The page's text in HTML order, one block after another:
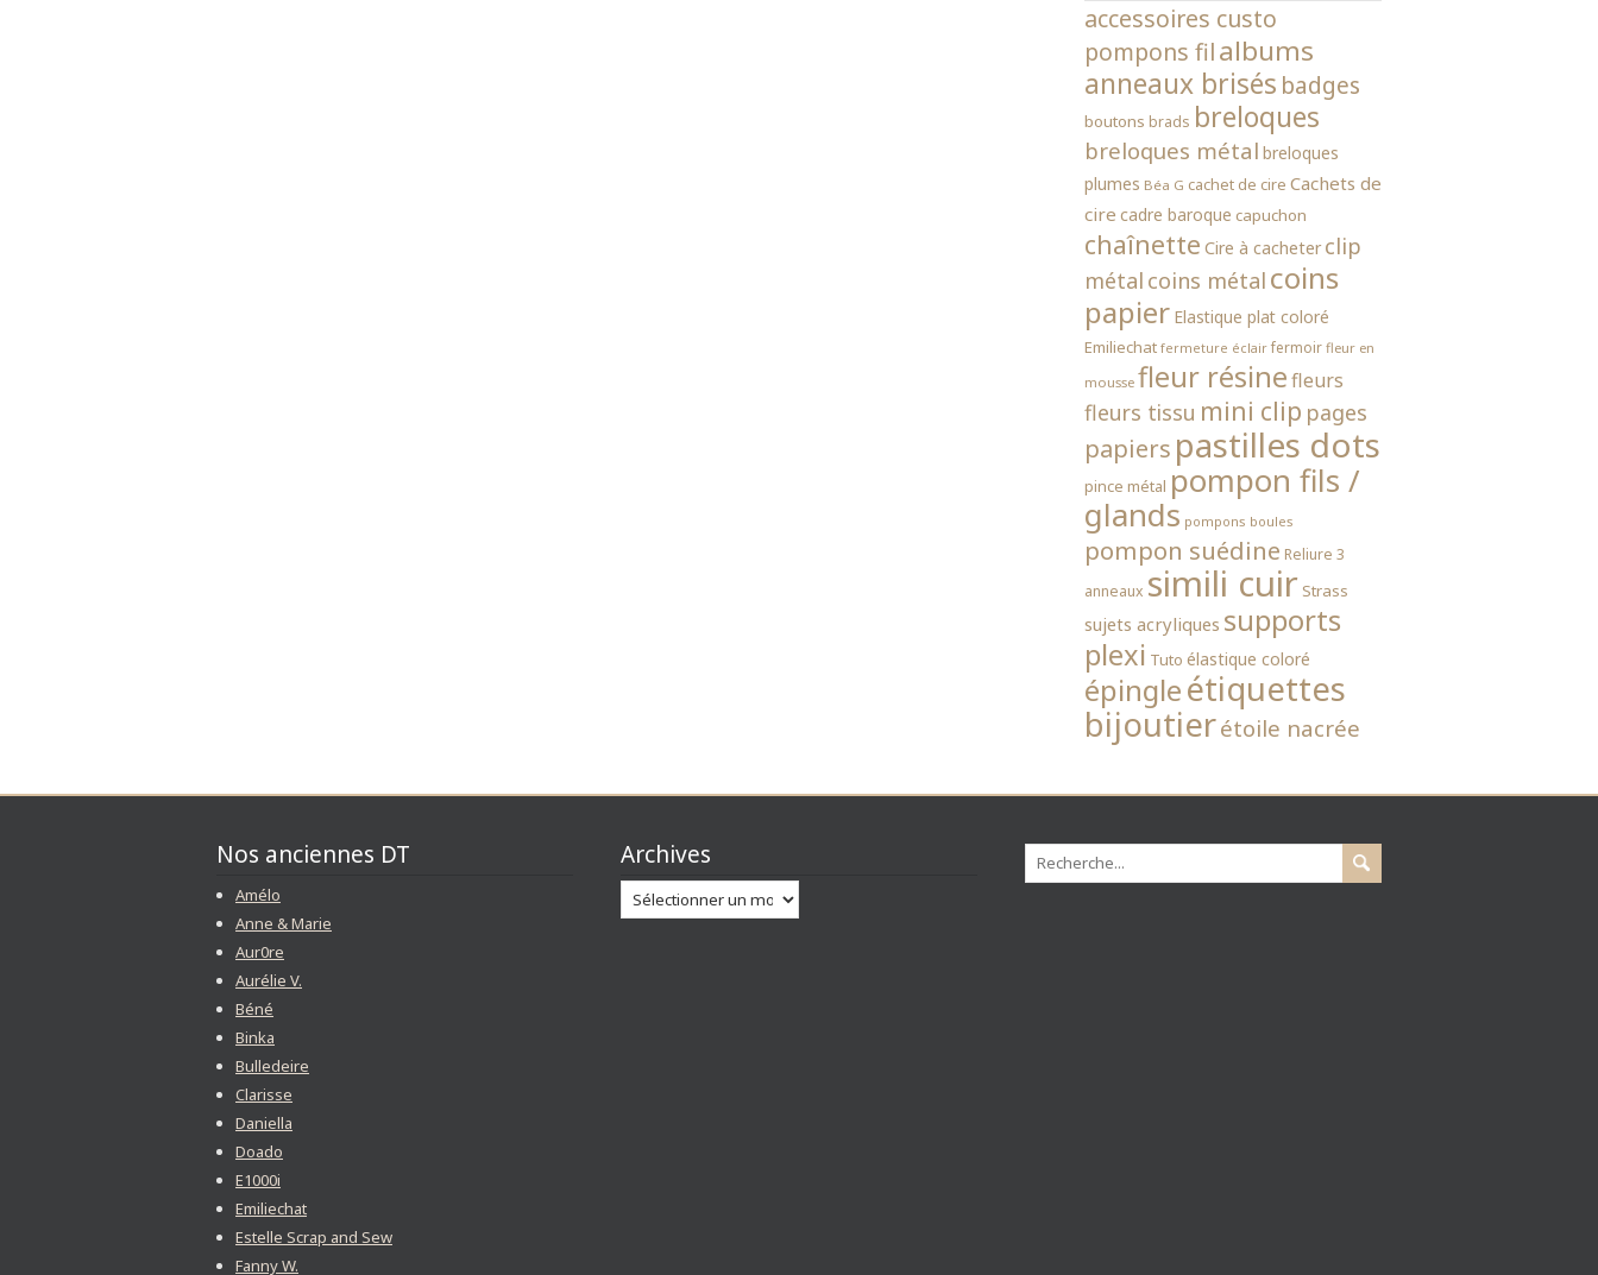
accessoires custo
pompons filalbums
anneaux brisés badges
boutons brads breloques
breloques métal breloques
plumes Béa G cachet de cire Cachets de
cire cadre baroque capuchon
chaînette Cire à cacheter clip
métal coins métal coins
papier Elastique plat coloré
Emiliechat fermeture éclair fermoir fleur en
mousse fleur résinefleurs
fleurs tissu mini clip pages
papiers pastilles dots
pince métal pompon fils /
glands pompons boules
pompon suédine Reliure 3
anneaux simili cuir Strass
sujets acryliques supports
plexi Tuto élastique coloré
épingleétiquettes
bijoutierétoile nacrée
Nos anciennes DT
Amélo
Anne & Marie
Aur0re
Aurélie V.
Béné
Binka
Bulledeire
Clarisse
Daniella
Doado
E1000i
Emiliechat
Estelle Scrap and Sew
Fanny W.
Archives
Archives